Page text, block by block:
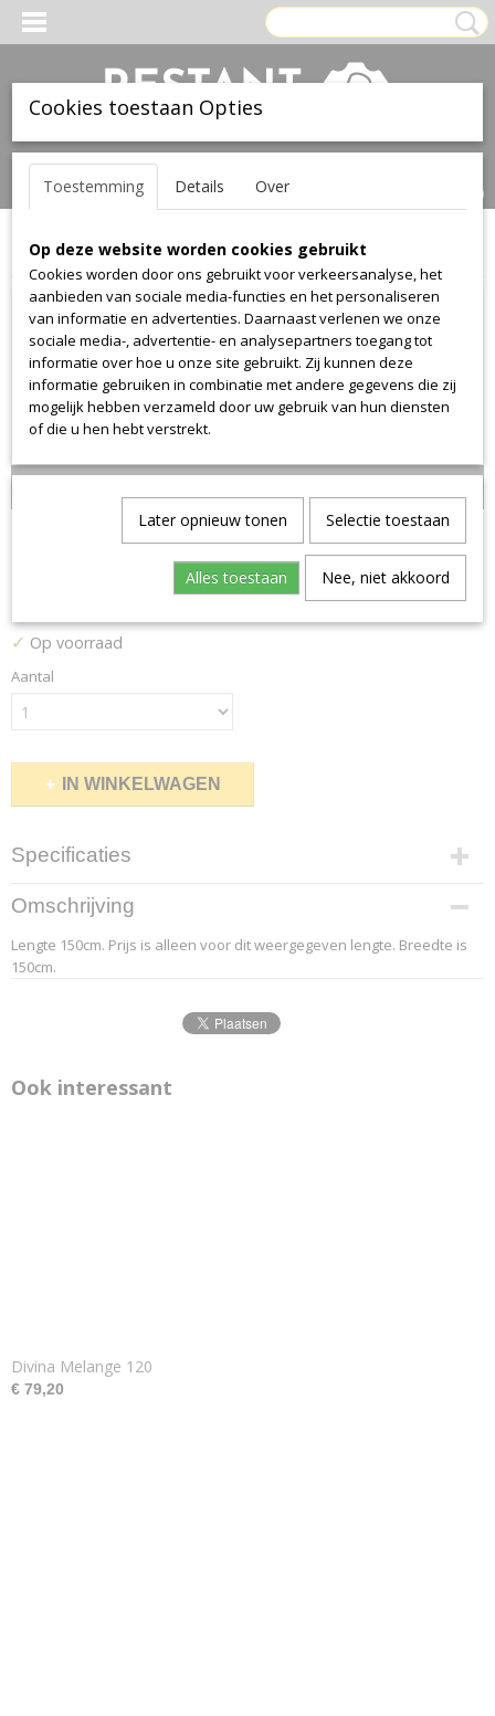
Inloggen Registreren
(0)
Home >Stof>Kvadrat>Divina Melange>Divina Melange 621
Divina Melange 621
✓ Op voorraad
Aantal
IN WINKELWAGEN
Specificaties
Productcode leverancier
6.2
Afmetingen (l,b,h)
150 x 150 x 0 cm
Omschrijving
Lengte 150cm. Prijs is alleen voor dit weergegeven lengte. Breedte is
150cm.
Ook interessant
Divina Melange 120
€ 79,20
Cookies toestaan Opties
Toestemming Details Over
Op deze website worden cookies gebruikt
Cookies worden door ons gebruikt voor verkeersanalyse, het
aanbieden van sociale media-functies en het personaliseren
van informatie en advertenties. Daarnaast verlenen we onze
sociale media-, advertentie- en analysepartners toegang tot
informatie over hoe u onze site gebruikt. Zij kunnen deze
informatie gebruiken in combinatie met andere gegevens die zij
mogelijk hebben verzameld door uw gebruik van hun diensten
of die u hen hebt verstrekt.
Later opnieuw tonen Selectie toestaan
Alles toestaan Nee, niet akkoord